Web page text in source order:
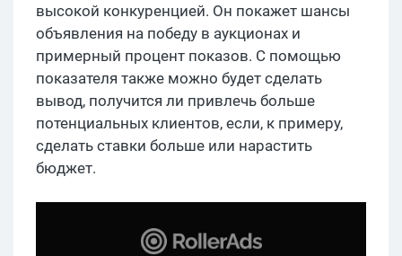
высокой конкуренцией. Он покажет шансы
объявления на победу в аукционах и
примерный процент показов. С помощью
показателя также можно будет сделать
вывод, получится ли привлечь больше
потенциальных клиентов, если, к примеру,
сделать ставки больше или нарастить
бюджет.